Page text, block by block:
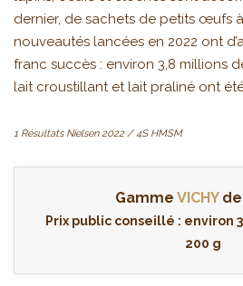
dernier, de sachets de petits œufs
nouveautés lancées en 2022 ont
franc succès : environ 3,8 millions
lait croustillant et lait praliné ont
1 Résultats Nielsen 2022 / 4S HMSM
Gamme VICHYde
Prix public conseillé : environ
200 g